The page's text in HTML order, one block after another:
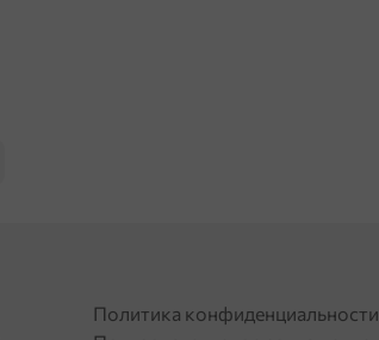
Политика конфиденциальности